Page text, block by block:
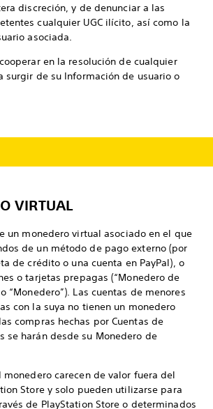
discreción, y de denunciar a las
cualquier UGC ilícito, así como la
asociada.
en la resolución de cualquier
surgir de su Información de usuario o
VIRTUAL
un monedero virtual asociado en el que
de un método de pago externo (por
de crédito o una cuenta en PayPal), o
o tarjetas prepagas (“Monedero de
“Monedero”). Las cuentas de menores
con la suya no tienen un monedero
compras hechas por Cuentas de
se harán desde su Monedero de
monedero carecen de valor fuera del
Store y solo pueden utilizarse para
de PlayStation Store o determinados